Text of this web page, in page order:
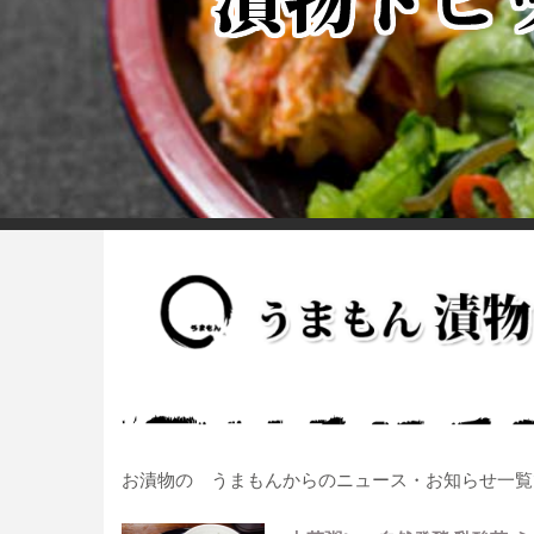
お漬物の うまもんからのニュース・お知らせ一